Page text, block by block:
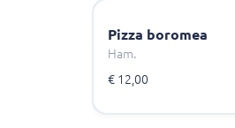
Pizza boromea
Ham.
€ 12,00